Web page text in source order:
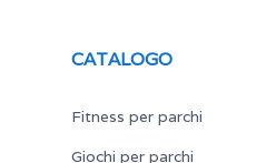
CATALOGO
Fitness per parchi
Giochi per parchi